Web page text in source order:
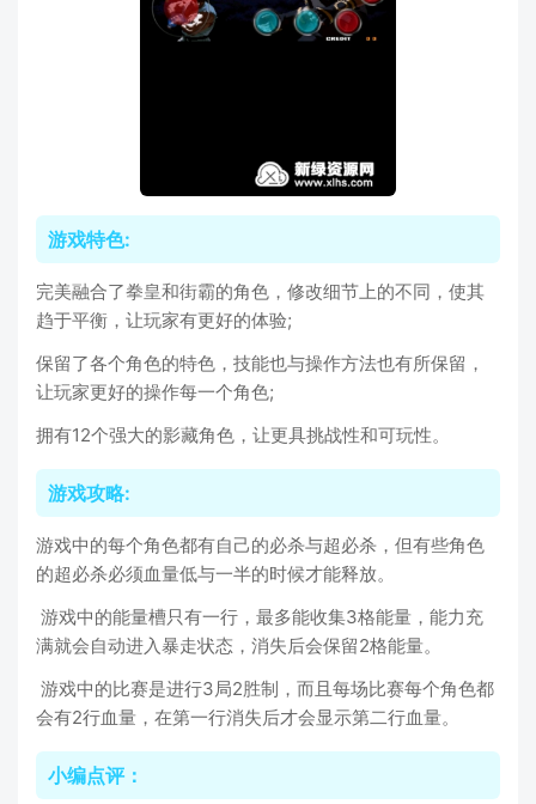
游戏特色:
完美融合了拳皇和街霸的角色，修改细节上的不同，使其
趋于平衡，让玩家有更好的体验;
保留了各个角色的特色，技能也与操作方法也有所保留，
让玩家更好的操作每一个角色;
拥有12个强大的影藏角色，让更具挑战性和可玩性。
游戏攻略:
游戏中的每个角色都有自己的必杀与超必杀，但有些角色
的超必杀必须血量低与一半的时候才能释放。
游戏中的能量槽只有一行，最多能收集3格能量，能力充
满就会自动进入暴走状态，消失后会保留2格能量。
游戏中的比赛是进行3局2胜制，而且每场比赛每个角色都
会有2行血量，在第一行消失后才会显示第二行血量。
小编点评：